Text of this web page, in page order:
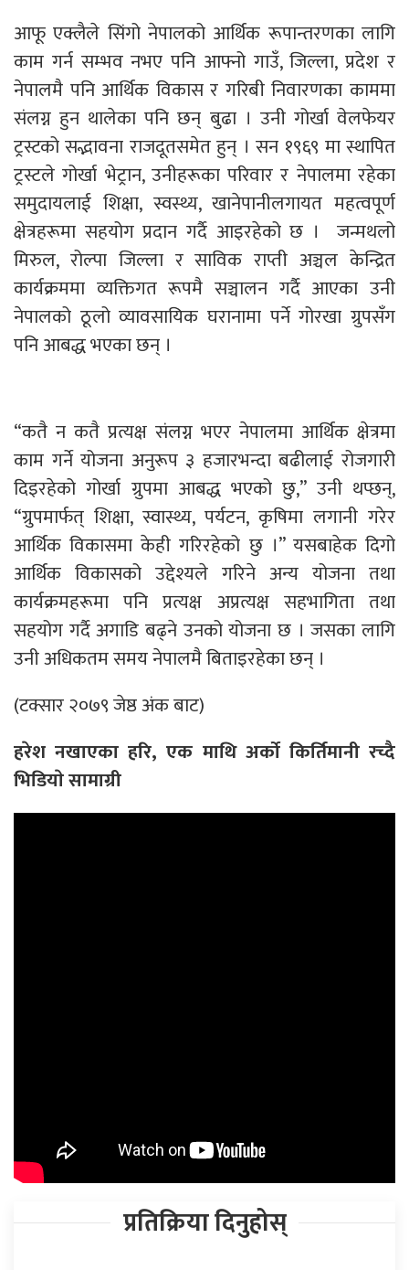
आफू एक्लैले सिंगो नेपालको आर्थिक रूपान्तरणका लागि
काम गर्न सम्भव नभए पनि आफ्नो गाउँ, जिल्ला, प्रदेश र
नेपालमै पनि आर्थिक विकास र गरिबी निवारणका काममा
संलग्न हुन थालेका पनि छन् बुढा । उनी गोर्खा वेलफेयर
ट्रस्टको सद्भावना राजदूतसमेत हुन् । सन १९६९ मा स्थापित
ट्रस्टले गोर्खा भेट्रान, उनीहरूका परिवार र नेपालमा रहेका
समुदायलाई शिक्षा, स्वस्थ्य, खानेपानीलगायत महत्वपूर्ण
क्षेत्रहरूमा सहयोग प्रदान गर्दै आइरहेको छ । जन्मथलो
मिरुल, रोल्पा जिल्ला र साविक राप्ती अञ्चल केन्द्रित
कार्यक्रममा व्यक्तिगत रूपमै सञ्चालन गर्दै आएका उनी
नेपालको ठूलो व्यावसायिक घरानामा पर्ने गोरखा ग्रुपसँग
पनि आबद्ध भएका छन् ।
“कतै न कतै प्रत्यक्ष संलग्न भएर नेपालमा आर्थिक क्षेत्रमा
काम गर्ने योजना अनुरूप ३ हजारभन्दा बढीलाई रोजगारी
दिइरहेको गोर्खा ग्रुपमा आबद्ध भएको छु,” उनी थप्छन्,
“ग्रुपमार्फत् शिक्षा, स्वास्थ्य, पर्यटन, कृषिमा लगानी गरेर
आर्थिक विकासमा केही गरिरहेको छु ।” यसबाहेक दिगो
आर्थिक विकासको उद्देश्यले गरिने अन्य योजना तथा
कार्यक्रमहरूमा पनि प्रत्यक्ष अप्रत्यक्ष सहभागिता तथा
सहयोग गर्दै अगाडि बढ्ने उनको योजना छ । जसका लागि
उनी अधिकतम समय नेपालमै बिताइरहेका छन् ।
(टक्सार २०७९ जेष्ठ अंक बाट)
हरेश नखाएका हरि, एक माथि अर्काे किर्तिमानी रच्दै
भिडियाे सामाग्री
प्रतिक्रिया दिनुहोस्